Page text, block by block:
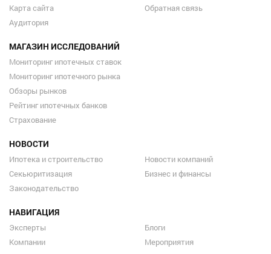
Карта сайта
Аудитория
Обратная связь
МАГАЗИН ИССЛЕДОВАНИЙ
Мониторинг ипотечных ставок
Мониторинг ипотечного рынка
Обзоры рынков
Рейтинг ипотечных банков
Страхование
НОВОСТИ
Ипотека и строительство
Секьюритизация
Законодательство
Новости компаний
Бизнес и финансы
НАВИГАЦИЯ
Эксперты
Компании
Блоги
Мероприятия